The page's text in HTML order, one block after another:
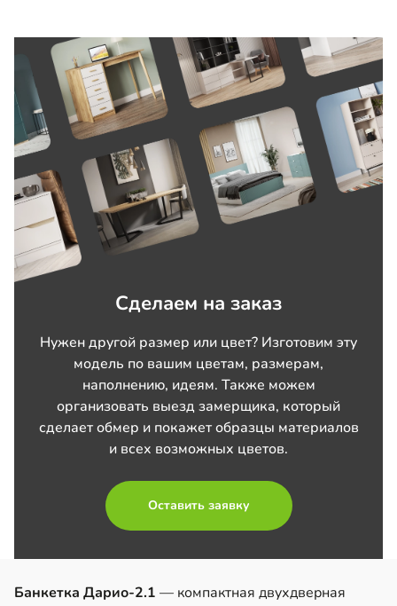
Сделаем на заказ
Нужен другой размер или цвет? Изготовим эту
модель по вашим цветам, размерам,
наполнению, идеям. Также можем
организовать выезд замерщика, который
сделает обмер и покажет образцы материалов
и всех возможных цветов.
Оставить заявку
Банкетка Дарио-2.1 — компактная двухдверная